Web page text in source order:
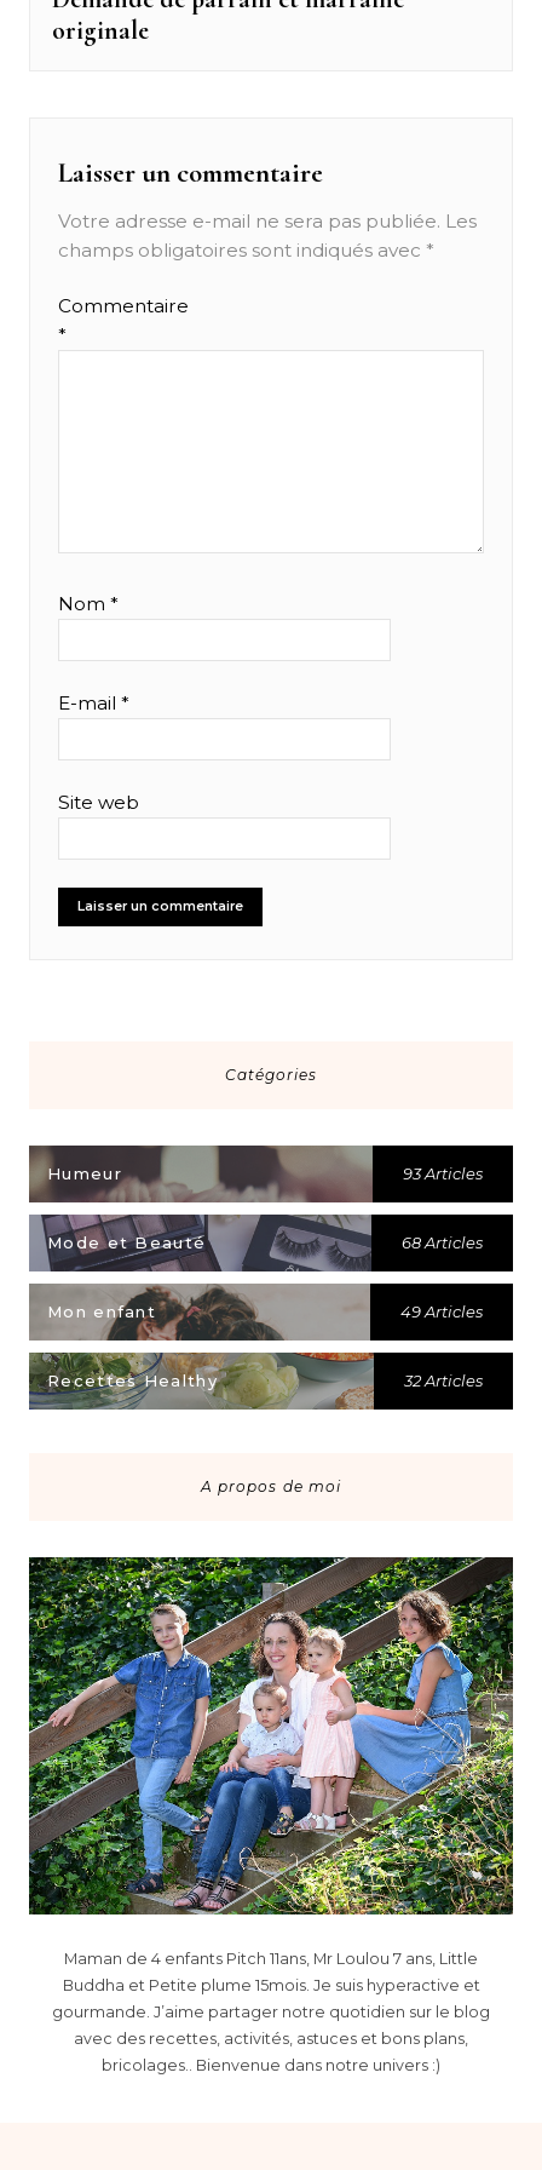
l’article
post:
originale
Laisser un commentaire
Votre adresse e-mail ne sera pas publiée. Les
champs obligatoires sont indiqués avec *
Commentaire
*
Nom *
E-mail *
Site web
Catégories
Humeur 93 Articles
Mode et Beauté 68 Articles
Mon enfant 49 Articles
Recettes Healthy 32 Articles
A propos de moi
Maman de 4 enfants Pitch 11ans, Mr Loulou 7 ans, Little
Buddha et Petite plume 15mois. Je suis hyperactive et
gourmande. J’aime partager notre quotidien sur le blog
avec des recettes, activités, astuces et bons plans,
bricolages.. Bienvenue dans notre univers :)